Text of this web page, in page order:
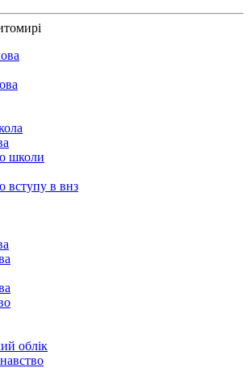
школи
вступу в внз
облік